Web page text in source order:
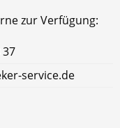
zur Verfügung:
service.de